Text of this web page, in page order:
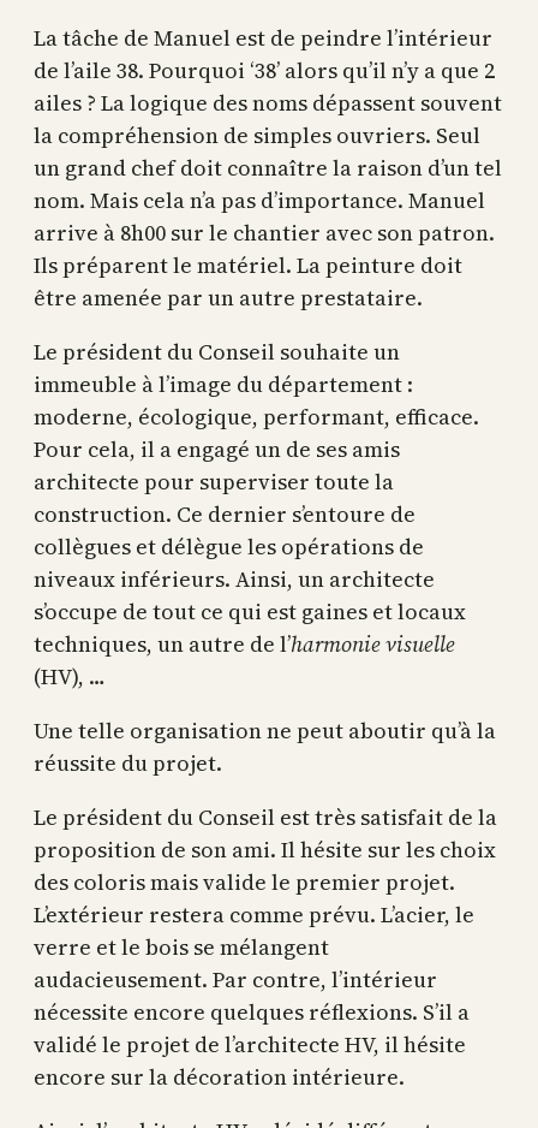
La tâche de Manuel est de peindre l’intérieur
de l’aile 38. Pourquoi ‘38’ alors qu’il n’y a que 2
ailes ? La logique des noms dépassent souvent
la compréhension de simples ouvriers. Seul
un grand chef doit connaître la raison d’un tel
nom. Mais cela n’a pas d’importance. Manuel
arrive à 8h00 sur le chantier avec son patron.
Ils préparent le matériel. La peinture doit
être amenée par un autre prestataire.
Le président du Conseil souhaite un
immeuble à l’image du département :
moderne, écologique, performant, efficace.
Pour cela, il a engagé un de ses amis
architecte pour superviser toute la
construction. Ce dernier s’entoure de
collègues et délègue les opérations de
niveaux inférieurs. Ainsi, un architecte
s’occupe de tout ce qui est gaines et locaux
techniques, un autre de l’harmonie visuelle
(HV), …
Une telle organisation ne peut aboutir qu’à la
réussite du projet.
Le président du Conseil est très satisfait de la
proposition de son ami. Il hésite sur les choix
des coloris mais valide le premier projet.
L’extérieur restera comme prévu. L’acier, le
verre et le bois se mélangent
audacieusement. Par contre, l’intérieur
nécessite encore quelques réflexions. S’il a
validé le projet de l’architecte HV, il hésite
encore sur la décoration intérieure.